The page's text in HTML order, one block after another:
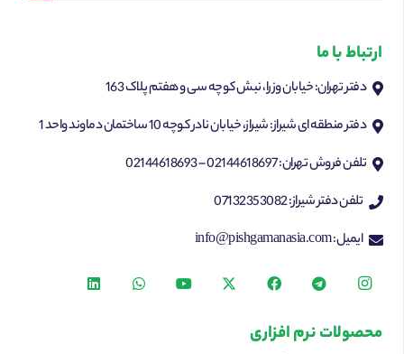
ارتباط با ما
دفتر تهران: خیابان وزرا، نبش کوچه سی و هفتم پلاک 163
دفتر منطقه ای شیراز: شیراز، خیابان نادر کوچه 10 ساختمان دماوند واحد 1
تلفن فروش تهران: 02144618697 – 02144618693
تلفن دفتر شیراز: 07132353082
ایمیل: info@pishgamanasia.com
محصولات نرم افزاری